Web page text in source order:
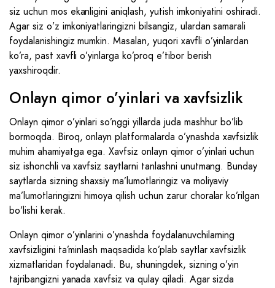
siz uchun mos ekanligini aniqlash, yutish imkoniyatini oshiradi.
Agar siz o’z imkoniyatlaringizni bilsangiz, ulardan samarali
foydalanishingiz mumkin. Masalan, yuqori xavfli o’yinlardan
ko’ra, past xavfli o’yinlarga ko’proq e’tibor berish
yaxshiroqdir.
Onlayn qimor o’yinlari va xavfsizlik
Onlayn qimor o’yinlari so’nggi yillarda juda mashhur bo’lib
bormoqda. Biroq, onlayn platformalarda o’ynashda xavfsizlik
muhim ahamiyatga ega. Xavfsiz onlayn qimor o’yinlari uchun
siz ishonchli va xavfsiz saytlarni tanlashni unutmang. Bunday
saytlarda sizning shaxsiy ma’lumotlaringiz va moliyaviy
ma’lumotlaringizni himoya qilish uchun zarur choralar ko’rilgan
bo’lishi kerak.
Onlayn qimor o’yinlarini o’ynashda foydalanuvchilarning
xavfsizligini ta’minlash maqsadida ko’plab saytlar xavfsizlik
xizmatlaridan foydalanadi. Bu, shuningdek, sizning o’yin
tajribangizni yanada xavfsiz va qulay qiladi. Agar sizda